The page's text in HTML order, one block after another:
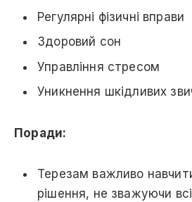
Регулярні фізичні вправи
Здоровий сон
Управління стресом
Уникнення шкідливих
Поради:
Терезам важливо
рішення, не зважуючи